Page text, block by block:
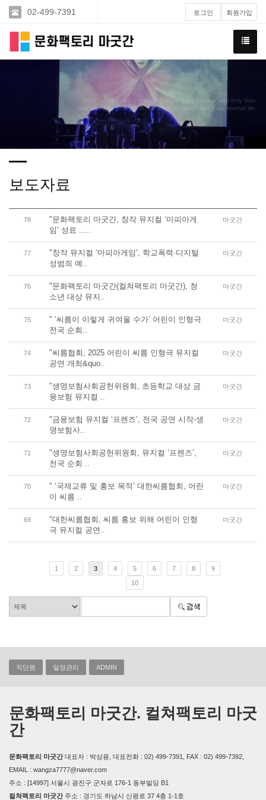
02-499-7391 로그인 회원가입
For God so loved the world that he gave his one and only Son,
that whoever believes in him shall not perish but have eternal life.
보도자료
78
"문화팩토리 마굿간, 창작 뮤지컬 ‘마피아게
임’ 성료 .....
마굿간
77
"창작 뮤지컬 ‘마피아게임’, 학교폭력·디지털
성범죄 예..
마굿간
76
"문화팩토리 마굿간(컬쳐팩토리 마굿간), 청
소년 대상 뮤지..
마굿간
75
" ‘씨름이 이렇게 귀여울 수가’ 어린이 인형극
전국 순회..
마굿간
74
"씨름협회, 2025 어린이 씨름 인형극 뮤지컬
공연 개최&quo..
마굿간
73
"생명보험사회공헌위원회, 초등학교 대상 금
융보험 뮤지컬 ..
마굿간
72
"금융보험 뮤지컬 ‘프렌즈’, 전국 공연 시작-생
명보험사..
마굿간
71
"생명보험사회공헌위원회, 뮤지컬 ‘프렌즈’,
전국 순회 ..
마굿간
70
" ‘국제교류 및 홍보 목적’ 대한씨름협회, 어린
이 씨름 ..
마굿간
69
"대한씨름협회, 씨름 홍보 위해 어린이 인형
극 뮤지컬 공연..
마굿간
1 2 3 4 5 6 7 8
9
10
직단원 일정관리 ADMIN
문화팩토리 마굿간. 컬쳐팩토리 마굿
간
문화팩토리 마굿간대표자 : 박상용, 대표전화 : 02) 499-7391, FAX : 02) 499-7392,
EMAIL : wangza7777@naver.com
주소 : [14997] 서울시 광진구 군자로 176-1 동부빌딩 B1
컬쳐팩토리 마굿간주소 : 경기도 하남시 신평로 37 4층 1-1호